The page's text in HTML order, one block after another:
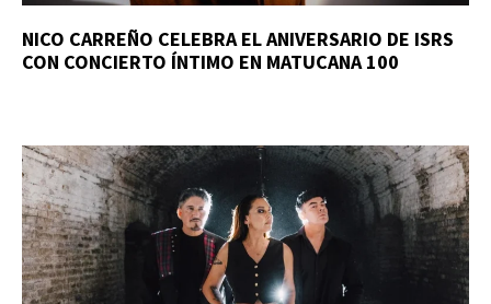
NICO CARREÑO CELEBRA EL ANIVERSARIO DE ISRS
CON CONCIERTO ÍNTIMO EN MATUCANA 100